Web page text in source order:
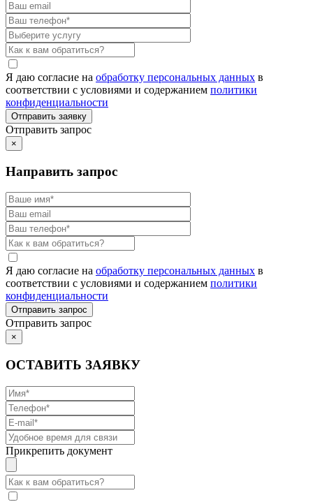
Я даю согласие на обработку персональных данных в
соответствии с условиями и содержанием политики
конфиденциальности
Отправить запрос
×
Направить запрос
Я даю согласие на обработку персональных данных в
соответствии с условиями и содержанием политики
конфиденциальности
Отправить запрос
×
ОСТАВИТЬ ЗАЯВКУ
Прикрепить документ